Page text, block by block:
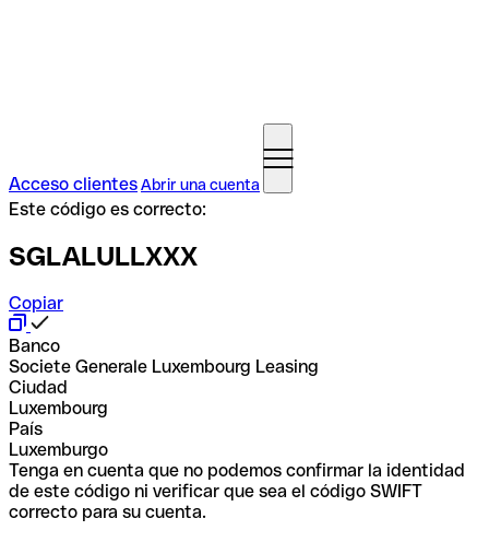
Acceso clientesAbrir una cuenta
Este código es correcto:
SGLALULLXXX
Copiar
Banco
Societe Generale Luxembourg Leasing
Ciudad
Luxembourg
País
Luxemburgo
Tenga en cuenta que no podemos confirmar la identidad
de este código ni verificar que sea el código SWIFT
correcto para su cuenta.